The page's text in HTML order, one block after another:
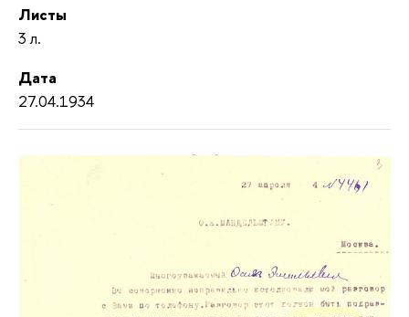
Листы
3 л.
Дата
27.04.1934